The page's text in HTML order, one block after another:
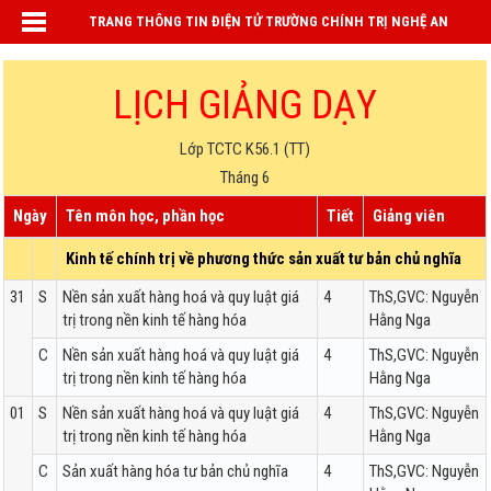
TRANG THÔNG TIN ĐIỆN TỬ TRƯỜNG CHÍNH TRỊ NGHỆ AN
LỊCH GIẢNG DẠY
Lớp TCTC K56.1 (TT)
Tháng 6
Ngày
Tên môn học, phần học Tiết Giảng viên
Kinh tế chính trị về phương thức sản xuất tư bản chủ nghĩa
31
S
Nền sản xuất hàng hoá và quy luật giá
trị trong nền kinh tế hàng hóa
4
ThS,GVC: Nguyễn
Hằng Nga
C
Nền sản xuất hàng hoá và quy luật giá
trị trong nền kinh tế hàng hóa
4
ThS,GVC: Nguyễn
Hằng Nga
01
S
Nền sản xuất hàng hoá và quy luật giá
trị trong nền kinh tế hàng hóa
4
ThS,GVC: Nguyễn
Hằng Nga
C
Sản xuất hàng hóa tư bản chủ nghĩa 4
ThS,GVC: Nguyễn